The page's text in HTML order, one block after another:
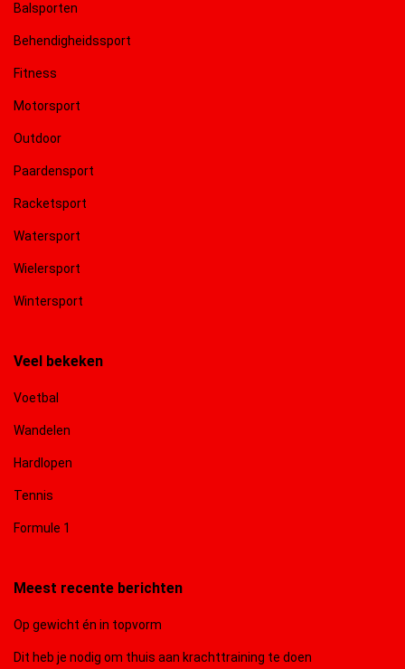
Balsporten
Behendigheidssport
Fitness
Motorsport
Outdoor
Paardensport
Racketsport
Watersport
Wielersport
Wintersport
Veel bekeken
Voetbal
Wandelen
Hardlopen
Tennis
Formule 1
Meest recente berichten
Op gewicht én in topvorm
Dit heb je nodig om thuis aan krachttraining te doen